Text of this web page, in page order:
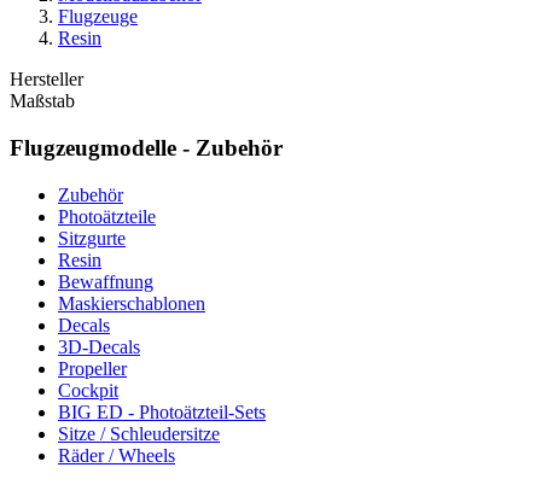
Flugzeuge
Resin
Hersteller
Maßstab
Flugzeugmodelle - Zubehör
Zubehör
Photoätzteile
Sitzgurte
Resin
Bewaffnung
Maskierschablonen
Decals
3D-Decals
Propeller
Cockpit
BIG ED - Photoätzteil-Sets
Sitze / Schleudersitze
Räder / Wheels